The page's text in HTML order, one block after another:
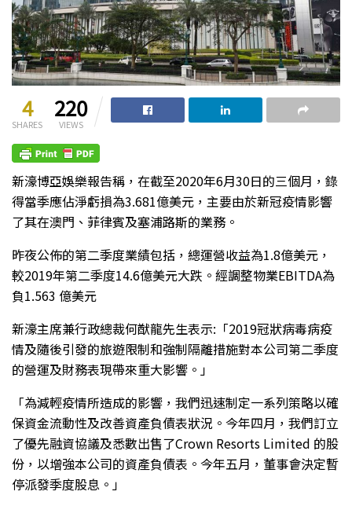
4
SHARES
220
VIEWS
新濠博亞娛樂報告稱，在截至2020年6月30日的三個月，錄
得當季應佔淨虧損為3.681億美元，主要由於新冠疫情影響
了其在澳門、菲律賓及塞浦路斯的業務。
昨夜公佈的第二季度業績包括，總運營收益為1.8億美元，
較2019年第二季度14.6億美元大跌。經調整物業EBITDA為
負1.563 億美元
新濠主席兼行政總裁何猷龍先生表示:「2019冠狀病毒病疫
情及隨後引發的旅遊限制和強制隔離措施對本公司第二季度
的營運及財務表現帶來重大影響。」
「為減輕疫情所造成的影響，我們迅速制定一系列策略以確
保資金流動性及改善資產負債表狀況。今年四月，我們訂立
了優先融資協議及悉數出售了Crown Resorts Limited 的股
份，以增強本公司的資產負債表。今年五月，董事會決定暫
停派發季度股息。」